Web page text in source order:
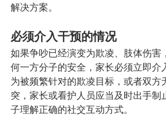
解决方案。
必须介入干预的情况
如果争吵已经演变为欺凌、肢体伤害
何一方分子的安全，家长必须立即介
为被频繁针对的欺凌目标，或者双方
突，家长或看护人员应当及时出手制
子理解正确的社交互动方式。